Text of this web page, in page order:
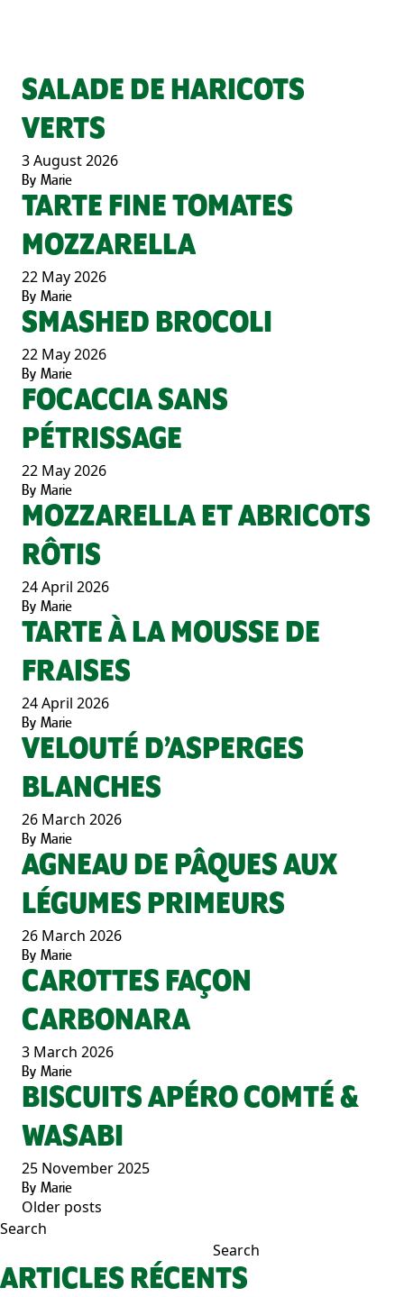
SALADE DE HARICOTS
VERTS
3 August 2026
By Marie
TARTE FINE TOMATES
MOZZARELLA
22 May 2026
By Marie
SMASHED BROCOLI
22 May 2026
By Marie
FOCACCIA SANS
PÉTRISSAGE
22 May 2026
By Marie
MOZZARELLA ET ABRICOTS
RÔTIS
24 April 2026
By Marie
TARTE À LA MOUSSE DE
FRAISES
24 April 2026
By Marie
VELOUTÉ D’ASPERGES
BLANCHES
26 March 2026
By Marie
AGNEAU DE PÂQUES AUX
LÉGUMES PRIMEURS
26 March 2026
By Marie
CAROTTES FAÇON
CARBONARA
3 March 2026
By Marie
BISCUITS APÉRO COMTÉ &
WASABI
25 November 2025
By Marie
POSTS
NAVIGATION
Older posts
Search
Search
ARTICLES RÉCENTS